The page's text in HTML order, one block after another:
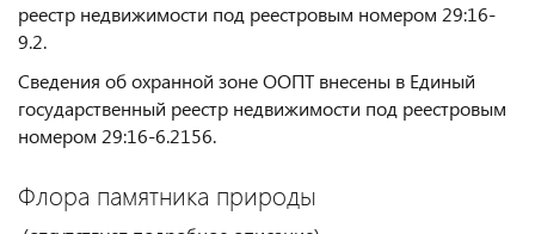
реестр недвижимости под реестровым номером 29:16-
9.2.
Сведения об охранной зоне ООПТ внесены в Единый
государственный реестр недвижимости под реестровым
номером 29:16-6.2156.
Флора памятника природы